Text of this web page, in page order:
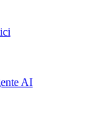
AI